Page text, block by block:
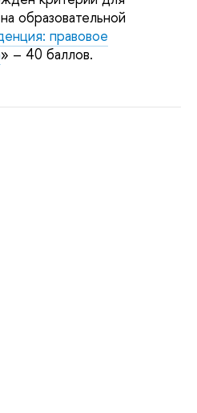
образовательной
правовое
» – 40 баллов.